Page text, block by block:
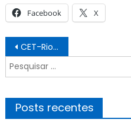
Facebook X
Navegação
de
Post
CET-Rio realiza operação de trânsito em Botafogo para evento escolar – Prefeitura da Cidade do Rio de Janeiro
Pesquisar
por:
Posts recentes